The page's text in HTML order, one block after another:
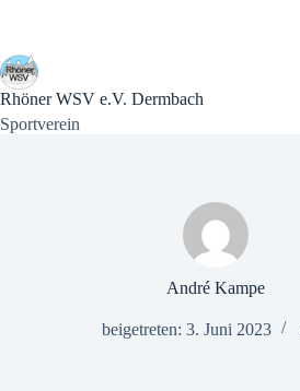
Rhöner WSV e.V. Dermbach
Sportverein
André Kampe
beigetreten: 3. Juni 2023